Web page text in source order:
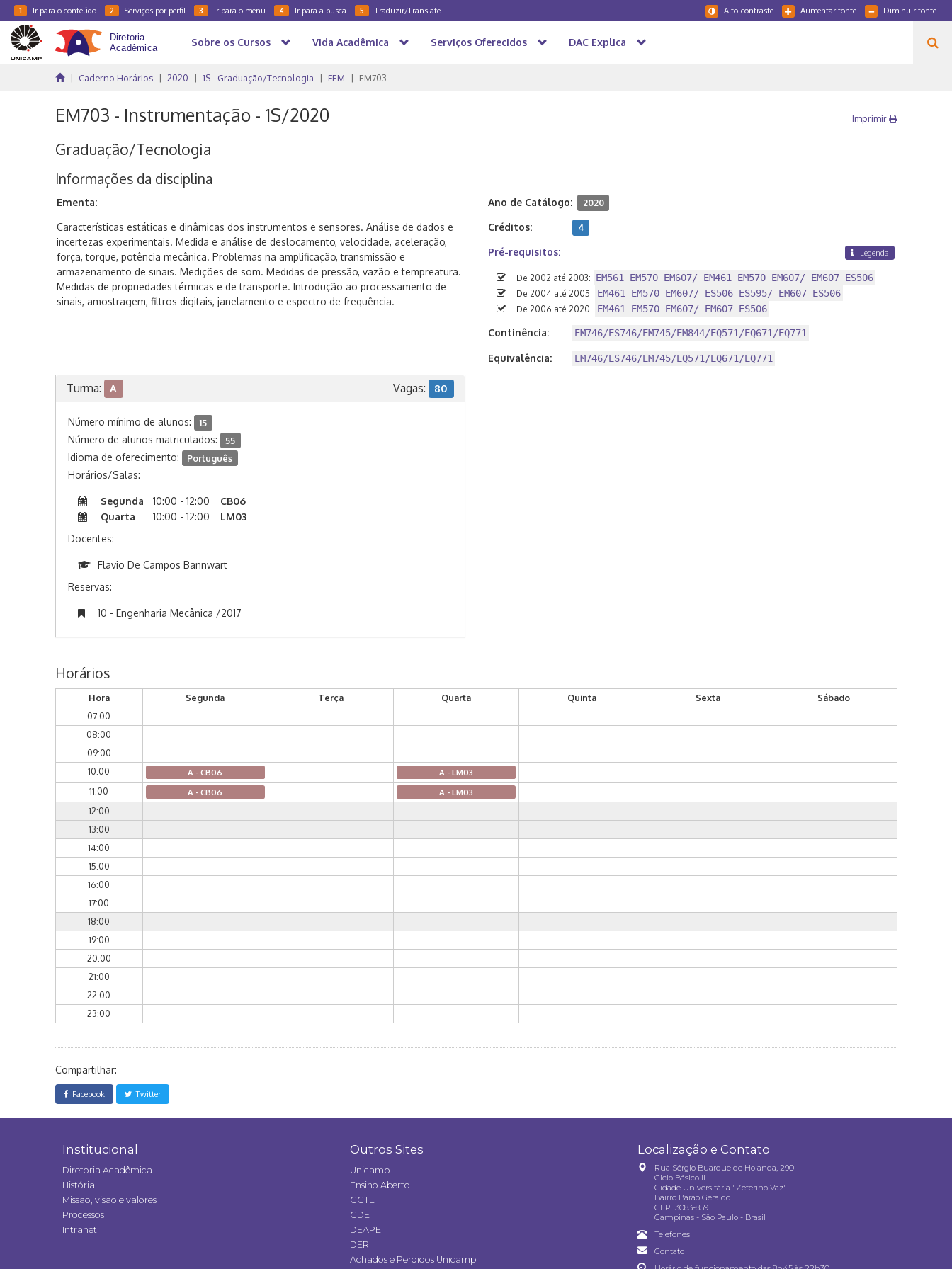
1 Ir para o conteúdo 2 Serviços por perfil 3 Ir para o menu 4 Ir para a busca 5 Traduzir/Translate Diminuir fonte
Aumentar fonte
Alto-contraste
Sobre os Cursos Vida Acadêmica Serviços Oferecidos DAC Explica
Caderno Horários 2020 1S - Graduação/Tecnologia FEM EM703
EM703 - Instrumentação - 1S/2020 Imprimir
Graduação/Tecnologia
Informações da disciplina
Ementa:
Características estáticas e dinâmicas dos instrumentos e sensores. Análise de dados e
incertezas experimentais. Medida e análise de deslocamento, velocidade, aceleração,
força, torque, potência mecânica. Problemas na amplificação, transmissão e
armazenamento de sinais. Medições de som. Medidas de pressão, vazão e tempreatura.
Medidas de propriedades térmicas e de transporte. Introdução ao processamento de
sinais, amostragem, filtros digitais, janelamento e espectro de frequência.
Ano de Catálogo: 2020
Créditos: 4
Pré-requisitos: Legenda
De 2002 até 2003: EM561 EM570 EM607/ EM461 EM570 EM607/ EM607 ES506
De 2004 até 2005: EM461 EM570 EM607/ ES506 ES595/ EM607 ES506
De 2006 até 2020: EM461 EM570 EM607/ EM607 ES506
Continência: EM746/ES746/EM745/EM844/EQ571/EQ671/EQ771
Equivalência: EM746/ES746/EM745/EQ571/EQ671/EQ771
Turma: A Vagas: 80
Número mínimo de alunos: 15
Número de alunos matriculados: 55
Idioma de oferecimento: Português
Horários/Salas:
Segunda 10:00 - 12:00
CB06
Quarta
10:00 - 12:00
LM03
Docentes:
Flavio De Campos Bannwart
Reservas:
10 - Engenharia Mecânica /2017
Horários
Hora Segunda Terça Quarta Quinta Sexta
Sábado
07:00
08:00
09:00
10:00
A - CB06 A - LM03
11:00 A - CB06 A - LM03
12:00
13:00
14:00
15:00
16:00
17:00
18:00
19:00
20:00
21:00
22:00
23:00
Compartilhar:
Facebook Twitter
Institucional
Diretoria Acadêmica
História
Missão, visão e valores
Processos
Intranet
Outros Sites
Unicamp
Ensino Aberto
GGTE
GDE
DEAPE
DERI
Achados e Perdidos Unicamp
Localização e Contato
Rua Sérgio Buarque de Holanda, 290
Ciclo Básico II
Cidade Universitária "Zeferino Vaz"
Bairro Barão Geraldo
CEP 13083-859
Campinas - São Paulo - Brasil
Telefones
Contato